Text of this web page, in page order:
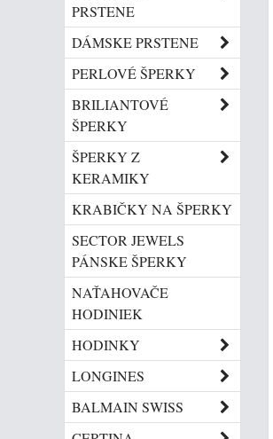
PRSTENE
DÁMSKE PRSTENE
PERLOVÉ ŠPERKY
BRILIANTOVÉ
ŠPERKY
ŠPERKY Z
KERAMIKY
KRABIČKY NA ŠPERKY
SECTOR JEWELS
PÁNSKE ŠPERKY
NAŤAHOVAČE
HODINIEK
HODINKY
LONGINES
BALMAIN SWISS